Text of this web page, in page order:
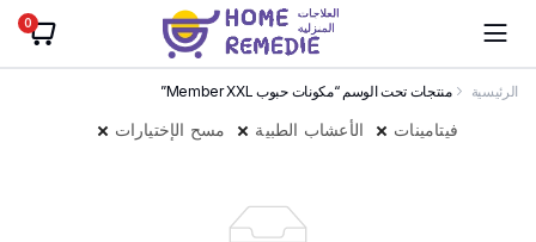
0
الرئيسية منتجات تحت الوسم “مكونات حبوب Member XXL”
مسح الإختيارات الأعشاب الطبية فيتامينات